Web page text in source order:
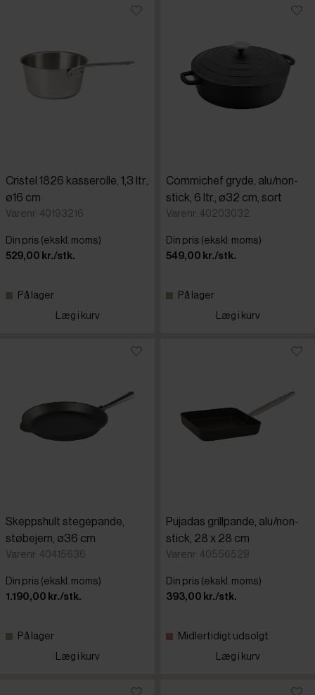
Cristel 1826 kasserolle, 1,3 ltr.,
ø16 cm
Varenr: 40193216
Din pris (ekskl. moms)
529,00 kr./stk.
På lager
Læg i kurv
Commichef gryde, alu/non-
stick, 6 ltr., ø32 cm, sort
Varenr: 40203032
Din pris (ekskl. moms)
549,00 kr./stk.
På lager
Læg i kurv
Skeppshult stegepande,
støbejern, ø36 cm
Varenr: 40415636
Din pris (ekskl. moms)
1.190,00 kr./stk.
På lager
Læg i kurv
Pujadas grillpande, alu/non-
stick, 28 x 28 cm
Varenr: 40556529
Din pris (ekskl. moms)
393,00 kr./stk.
Midlertidigt udsolgt
Læg i kurv